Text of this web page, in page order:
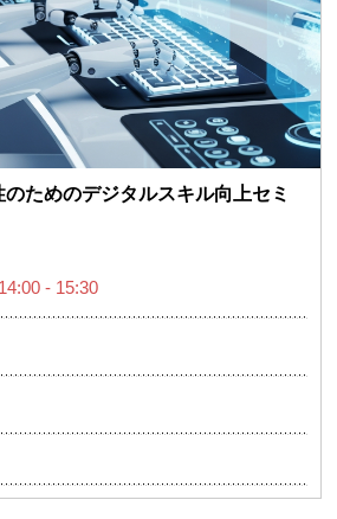
のためのデジタルスキル向上セミ
- 15:30